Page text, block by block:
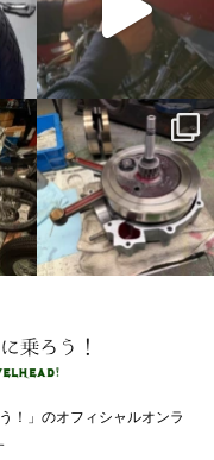
！」のオフィシャルオンラ